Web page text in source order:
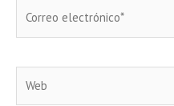
electrónico*